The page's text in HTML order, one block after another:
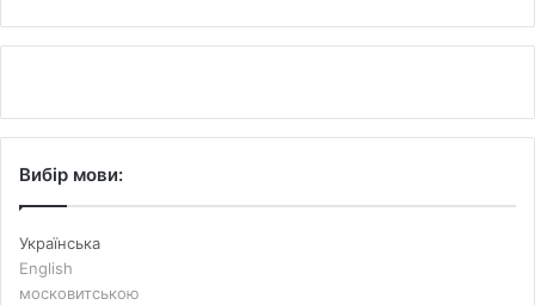
Вибір мови:
Українська
English
московитською